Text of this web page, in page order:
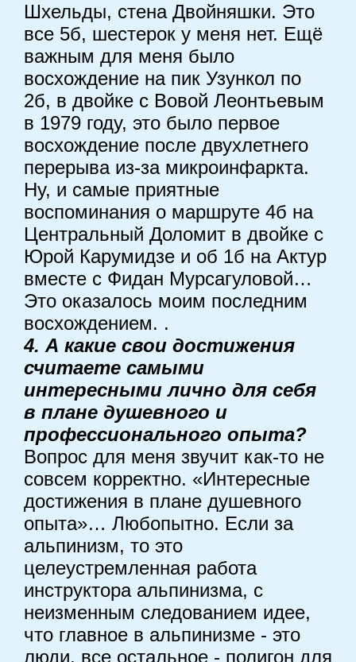
Шхельды, стена Двойняшки. Это
все 5б, шестерок у меня нет. Ещё
важным для меня было
восхождение на пик Узункол по
2б, в двойке с Вовой Леонтьевым
в 1979 году, это было первое
восхождение после двухлетнего
перерыва из-за микроинфаркта.
Ну, и самые приятные
воспоминания о маршруте 4б на
Центральный Доломит в двойке с
Юрой Карумидзе и об 1б на Актур
вместе с Фидан Мурсагуловой…
Это оказалось моим последним
восхождением. .
4. А какие свои достижения
считаете самыми
интересными лично для себя
в плане душевного и
профессионального опыта?
Вопрос для меня звучит как-то не
совсем корректно. «Интересные
достижения в плане душевного
опыта»… Любопытно. Если за
альпинизм, то это
целеустремленная работа
инструктора альпинизма, с
неизменным следованием идее,
что главное в альпинизме - это
люди, все остальное - полигон для